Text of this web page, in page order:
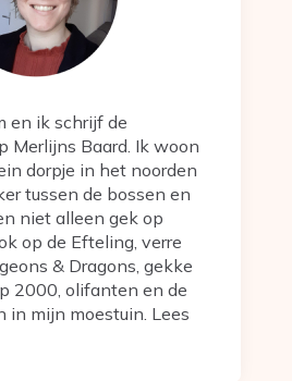
en ik schrijf de
Merlijns Baard. Ik woon
dorpje in het noorden
tussen de bossen en
niet alleen gek op
op de Efteling, verre
& Dragons, gekke
2000, olifanten en de
in mijn moestuin. Lees